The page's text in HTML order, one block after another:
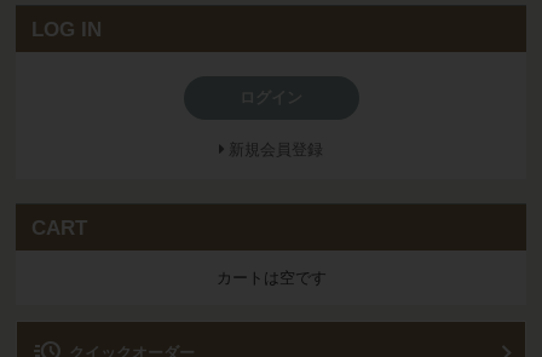
LOG IN
新規会員登録
CART
カートは空です
クイックオーダー